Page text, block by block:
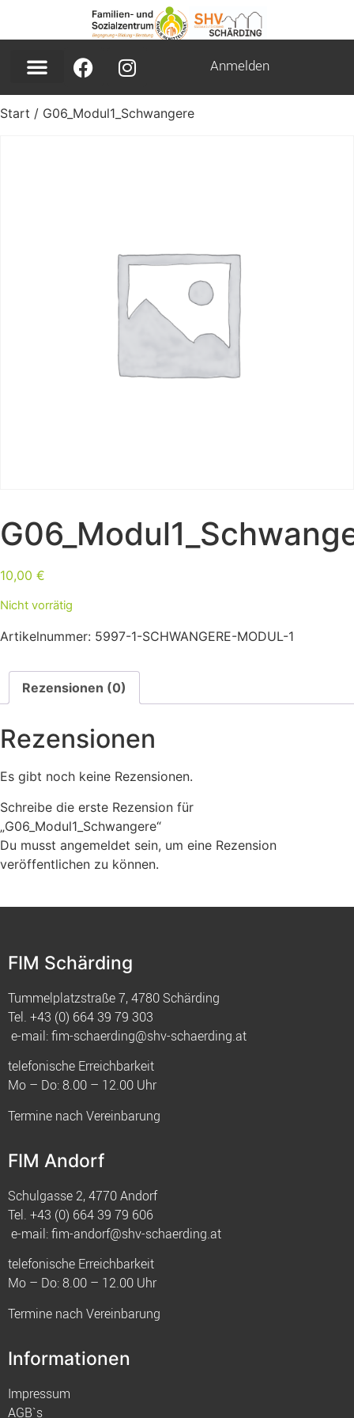
Anmelden
Start / G06_Modul1_Schwangere
10,00 €
Nicht vorrätig
Artikelnummer: 5997-1-SCHWANGERE-MODUL-1
Rezensionen (0)
Rezensionen
Es gibt noch keine Rezensionen.
Schreibe die erste Rezension für
„G06_Modul1_Schwangere“
Du musst angemeldet sein, um eine Rezension
veröffentlichen zu können.
FIM Schärding
Tummelplatzstraße 7, 4780 Schärding
Tel. +43 (0) 664 39 79 303
e-mail:fim-schaerding@shv-schaerding.at
telefonische Erreichbarkeit
Mo – Do: 8.00 – 12.00 Uhr
Termine nach Vereinbarung
FIM Andorf
Schulgasse 2, 4770 Andorf
Tel. +43 (0) 664 39 79 606
e-mail:fim-andorf@shv-schaerding.at
telefonische Erreichbarkeit
Mo – Do: 8.00 – 12.00 Uhr
Termine nach Vereinbarung
Informationen
Impressum
AGB`s